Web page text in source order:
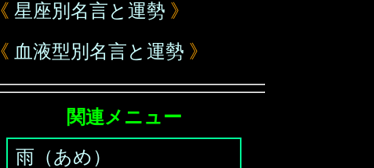
《 星座別名言と運勢 》
《 血液型別名言と運勢 》
関連メニュー
雨（あめ）